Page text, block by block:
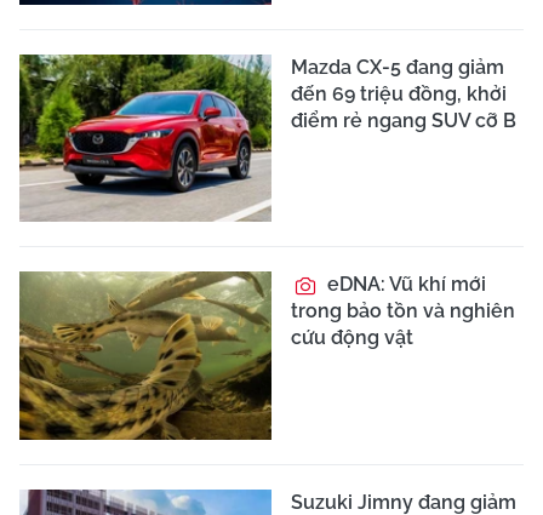
Mazda CX-5 đang giảm
đến 69 triệu đồng, khởi
điểm rẻ ngang SUV cỡ B
eDNA: Vũ khí mới
trong bảo tồn và nghiên
cứu động vật
Suzuki Jimny đang giảm